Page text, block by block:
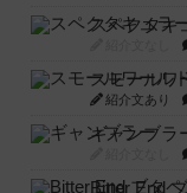
スペクタキ
スモールワ
紹介文あり
ギャンブラ